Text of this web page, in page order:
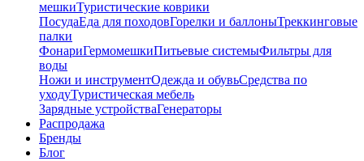
мешкиТуристические коврики
ПосудаЕда для походовГорелки и баллоныТреккинговые
палки
ФонариГермомешкиПитьевые системыФильтры для
воды
Ножи и инструментОдежда и обувьСредства по
уходуТуристическая мебель
Зарядные устройстваГенераторы
Распродажа
Бренды
Блог